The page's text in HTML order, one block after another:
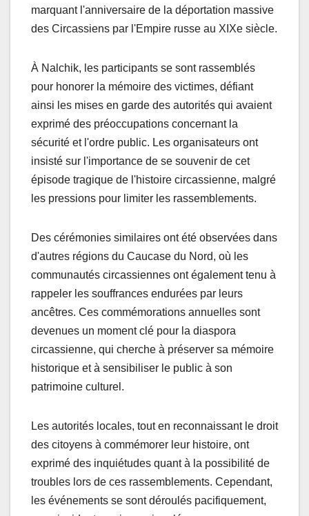
marquant l'anniversaire de la déportation massive
des Circassiens par l'Empire russe au XIXe siècle.
À Nalchik, les participants se sont rassemblés
pour honorer la mémoire des victimes, défiant
ainsi les mises en garde des autorités qui avaient
exprimé des préoccupations concernant la
sécurité et l'ordre public. Les organisateurs ont
insisté sur l'importance de se souvenir de cet
épisode tragique de l'histoire circassienne, malgré
les pressions pour limiter les rassemblements.
Des cérémonies similaires ont été observées dans
d'autres régions du Caucase du Nord, où les
communautés circassiennes ont également tenu à
rappeler les souffrances endurées par leurs
ancêtres. Ces commémorations annuelles sont
devenues un moment clé pour la diaspora
circassienne, qui cherche à préserver sa mémoire
historique et à sensibiliser le public à son
patrimoine culturel.
Les autorités locales, tout en reconnaissant le droit
des citoyens à commémorer leur histoire, ont
exprimé des inquiétudes quant à la possibilité de
troubles lors de ces rassemblements. Cependant,
les événements se sont déroulés pacifiquement,